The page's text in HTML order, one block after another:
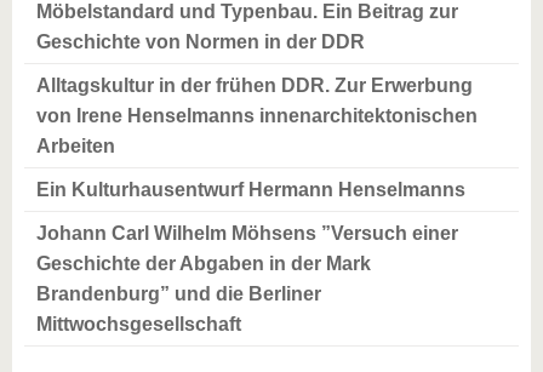
Möbelstandard und Typenbau. Ein Beitrag zur
Geschichte von Normen in der DDR
Alltagskultur in der frühen DDR. Zur Erwerbung
von Irene Henselmanns innenarchitektonischen
Arbeiten
Ein Kulturhausentwurf Hermann Henselmanns
Johann Carl Wilhelm Möhsens ”Versuch einer
Geschichte der Abgaben in der Mark
Brandenburg” und die Berliner
Mittwochsgesellschaft